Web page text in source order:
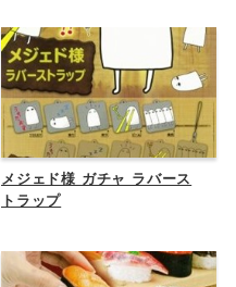
メジェド様 ガチャ ラバース
トラップ